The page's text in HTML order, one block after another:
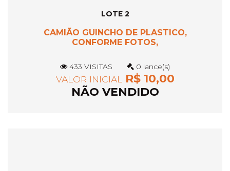
LOTE 2
CAMIÃO GUINCHO DE PLASTICO,
CONFORME FOTOS,
433 VISITAS 0 lance(s)
VALOR INICIAL R$ 10,00
NÃO VENDIDO